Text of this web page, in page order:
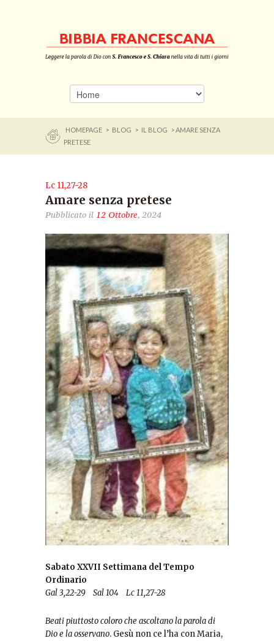
HOMEPAGE > BLOG > IL BLOG
> AMARE SENZA
PRETESE
Lc 11,27-28
Amare senza pretese
Pubblicato il 12 Ottobre, 2024
Sabato XXVII Settimana del Tempo
Ordinario
Gal 3,22-29 Sal 104 Lc 11,27-28
Beati piuttosto coloro che ascoltano la parola di
Dio e la osservano. Gesù non ce l’ha con Maria,